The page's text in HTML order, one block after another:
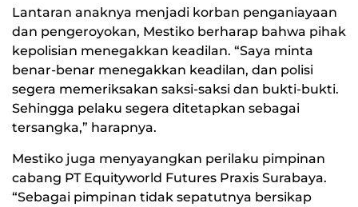
Lantaran anaknya menjadi korban penganiayaan
dan pengeroyokan, Mestiko berharap bahwa pihak
kepolisian menegakkan keadilan. “Saya minta
benar-benar menegakkan keadilan, dan polisi
segera memeriksakan saksi-saksi dan bukti-bukti.
Sehingga pelaku segera ditetapkan sebagai
tersangka,” harapnya.
Mestiko juga menyayangkan perilaku pimpinan
cabang PT Equityworld Futures Praxis Surabaya.
“Sebagai pimpinan tidak sepatutnya bersikap